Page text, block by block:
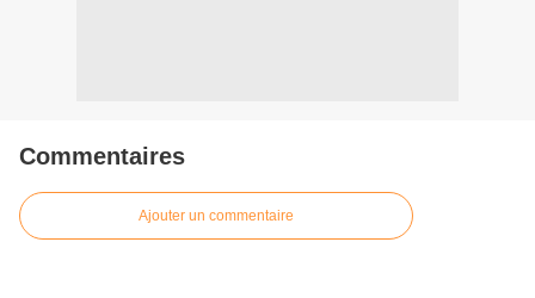
Commentaires
Ajouter un commentaire